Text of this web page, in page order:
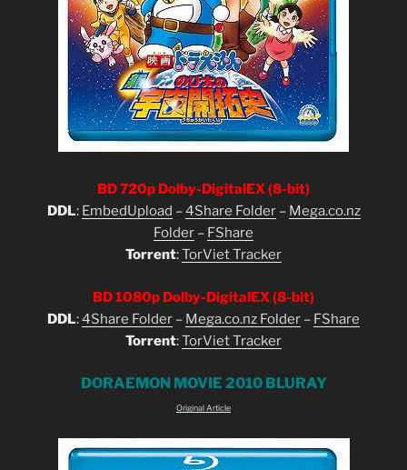
BD 720p Dolby-DigitalEX (8-bit)
DDL: EmbedUpload –4Share Folder– Mega.co.nz
Folder – FShare
Torrent:TorViet Tracker
BD 1080p Dolby-DigitalEX (8-bit)
DDL:4Share Folder – Mega.co.nz Folder – FShare
Torrent:TorViet Tracker
DORAEMON MOVIE 2010 BLURAY
Original Article